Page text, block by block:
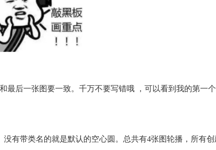
最后一张图要一致。千万不要写错哦 ，可以看到我的第一
有带类名的就是默认的空心圆。总共有4张图轮播，所有创